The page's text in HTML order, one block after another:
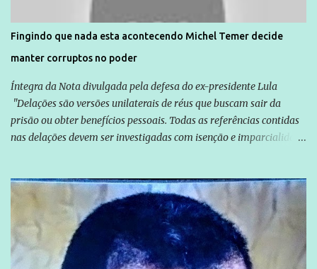
direitos violados. Leia mais: Anistia Internacional cobra do Brasil
solução do caso Amarildo - Terra Brasil
Fingindo que nada esta acontecendo Michel Temer decide
manter corruptos no poder
Íntegra da Nota divulgada pela defesa do ex-presidente Lula
"Delações são versões unilaterais de réus que buscam sair da
prisão ou obter benefícios pessoais. Todas as referências contidas
nas delações devem ser investigadas com isenção e imparcialidade
Globo manteve com o Grupo Odebrecht, citada na delação de
Emílio Odebrecht. Lula sempre atuou para promover o Brasil no
exterior, e não para promover determinadas empresas ou
empresários" Assina a nota o advogado Cristiano Zanin Martins